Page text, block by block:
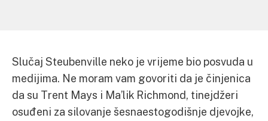
Slučaj Steubenville neko je vrijeme bio posvuda u
medijima. Ne moram vam govoriti da je činjenica
da su Trent Mays i Ma’lik Richmond, tinejdžeri
osuđeni za silovanje šesnaestogodišnje djevojke,